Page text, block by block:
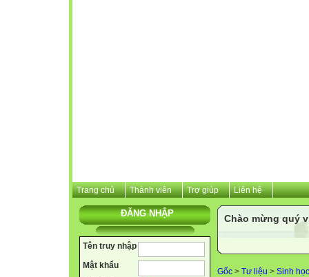
Trang chủ Thành viên Trợ giúp Liên hệ
ĐĂNG NHẬP
Tên truy nhập
Mật khẩu
Chào mừng quý
Gốc > Tư liệu > Sinh học